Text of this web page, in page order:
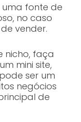
uma fonte de
no caso
vender.
nicho, faça
mini site,
ser um
negócios
de